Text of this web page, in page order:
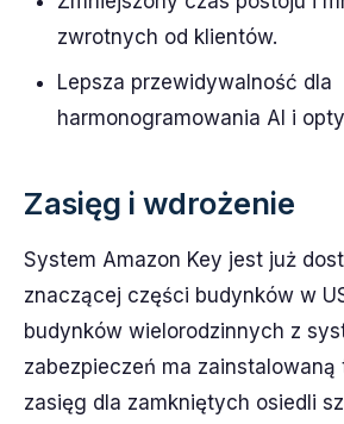
zwrotnych od klientów.
Lepsza przewidywalność dla
harmonogramowania AI i
Zasięg i wdrożenie
System Amazon Key jest już
znaczącej części budynków w
budynków wielorodzinnych z
zabezpieczeń ma
zasięg dla zamkniętych osiedli